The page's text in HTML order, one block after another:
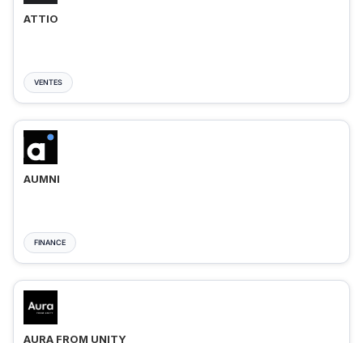
ATTIO
VENTES
AUMNI
FINANCE
AURA FROM UNITY